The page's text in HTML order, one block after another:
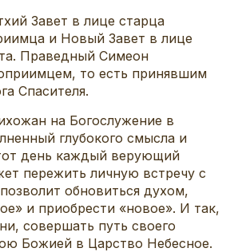
Завет в лице старца
и Новый Завет в лице
Праведный Симеон
то есть принявшим
Спасителя.
на Богослужение в
глубокого смысла и
день каждый верующий
пережить личную встречу с
обновиться духом,
и приобрести «новое». И так,
совершать путь своего
Божией в Царство Небесное.